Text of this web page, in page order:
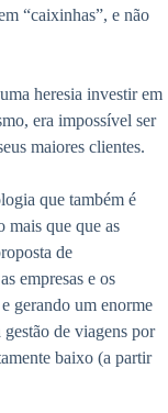
“caixinhas”, e não
heresia investir em
era impossível ser
maiores clientes.
que também é
mais que que as
de
empresas e os
gerando um enorme
de viagens por
baixo (a partir